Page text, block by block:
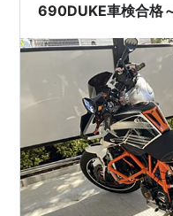
690DUKE車検合格